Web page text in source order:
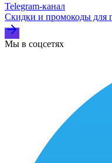
Telegram‑канал
Скидки и промокоды для
Мы в соцсетях